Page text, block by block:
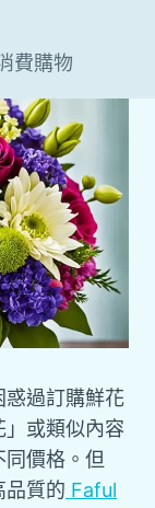
費購物
惑過訂購鮮花
或類似內容
同價格。但
品質的 Faful